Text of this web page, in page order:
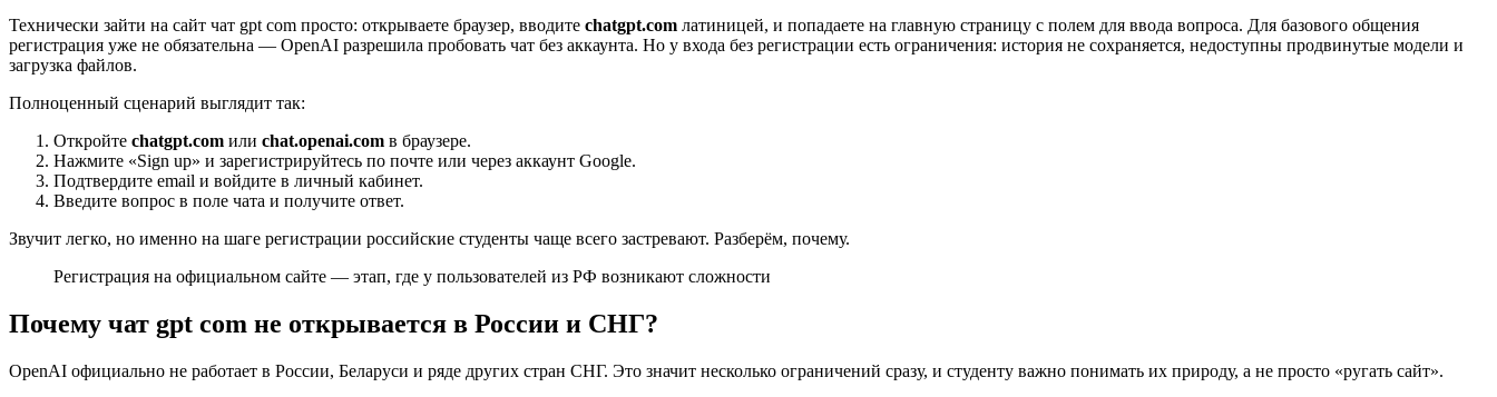
Технически зайти на сайт чат gpt com просто: открываете браузер, вводите chatgpt.com латиницей, и попадаете на главную страницу с полем для ввода вопроса. Для базового общения
регистрация уже не обязательна — OpenAI разрешила пробовать чат без аккаунта. Но у входа без регистрации есть ограничения: история не сохраняется, недоступны продвинутые модели и
загрузка файлов.
Полноценный сценарий выглядит так:
Откройте chatgpt.com или chat.openai.com в браузере.
Нажмите «Sign up» и зарегистрируйтесь по почте или через аккаунт Google.
Подтвердите email и войдите в личный кабинет.
Введите вопрос в поле чата и получите ответ.
Звучит легко, но именно на шаге регистрации российские студенты чаще всего застревают. Разберём, почему.
Регистрация на официальном сайте — этап, где у пользователей из РФ возникают сложности
Почему чат gpt com не открывается в России и СНГ?
OpenAI официально не работает в России, Беларуси и ряде других стран СНГ. Это значит несколько ограничений сразу, и студенту важно понимать их природу, а не просто «ругать сайт».